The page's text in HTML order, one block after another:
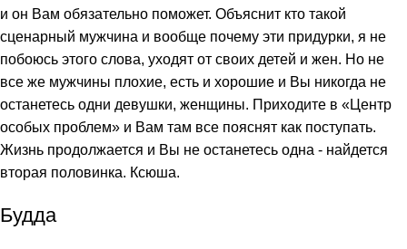
и он Вам обязательно поможет. Объяснит кто такой
сценарный мужчина и вообще почему эти придурки, я не
побоюсь этого слова, уходят от своих детей и жен. Но не
все же мужчины плохие, есть и хорошие и Вы никогда не
останетесь одни девушки, женщины. Приходите в «Центр
особых проблем» и Вам там все пояснят как поступать.
Жизнь продолжается и Вы не останетесь одна - найдется
вторая половинка. Ксюша.
Будда